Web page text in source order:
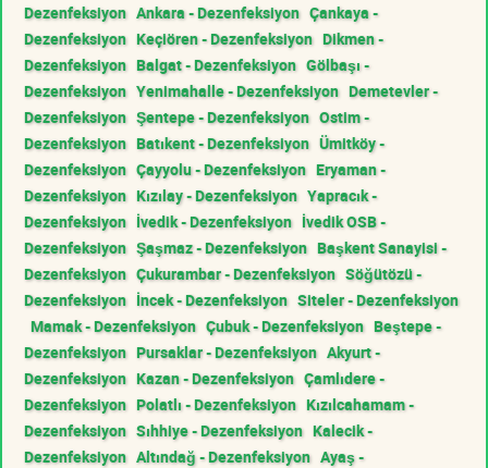
Dezenfeksiyon Ankara - Dezenfeksiyon Çankaya -
Dezenfeksiyon Keçiören - Dezenfeksiyon Dikmen -
Dezenfeksiyon Balgat - Dezenfeksiyon Gölbaşı -
Dezenfeksiyon Yenimahalle - Dezenfeksiyon Demetevler -
Dezenfeksiyon Şentepe - Dezenfeksiyon Ostim -
Dezenfeksiyon Batıkent - Dezenfeksiyon Ümitköy -
Dezenfeksiyon Çayyolu - Dezenfeksiyon Eryaman -
Dezenfeksiyon Kızılay - Dezenfeksiyon Yapracık -
Dezenfeksiyon İvedik - Dezenfeksiyon İvedik OSB -
Dezenfeksiyon Şaşmaz - Dezenfeksiyon Başkent Sanayisi -
Dezenfeksiyon Çukurambar - Dezenfeksiyon Söğütözü -
Dezenfeksiyon İncek - Dezenfeksiyon Siteler - Dezenfeksiyon
Mamak - Dezenfeksiyon Çubuk - Dezenfeksiyon Beştepe -
Dezenfeksiyon Pursaklar - Dezenfeksiyon Akyurt -
Dezenfeksiyon Kazan - Dezenfeksiyon Çamlıdere -
Dezenfeksiyon Polatlı - Dezenfeksiyon Kızılcahamam -
Dezenfeksiyon Sıhhiye - Dezenfeksiyon Kalecik -
Dezenfeksiyon Altındağ - Dezenfeksiyon Ayaş -